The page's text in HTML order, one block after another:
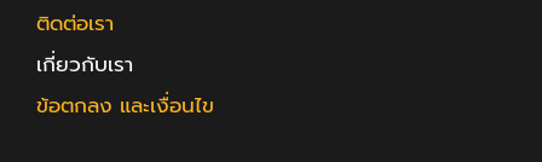
ติดต่อเรา
เกี่ยวกับเรา
ข้อตกลง และเงื่อนไข